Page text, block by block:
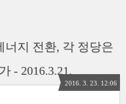
너지 전환, 각 정당은
- 2016.3.21.
2016. 3. 23. 12:06